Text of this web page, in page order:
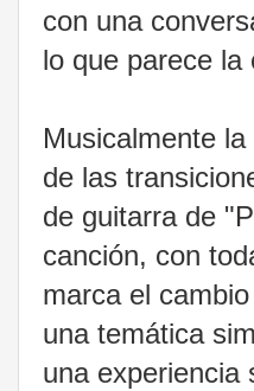
con una
lo que parece la
Musicalmente
de las
de guitarra de
canción, con
marca el
una temática
una experiencia